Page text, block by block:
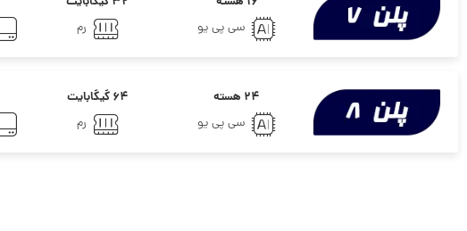
سی پی یو
رم
۲۴ هسته
سی پی یو
۶۴ گیگابایت
رم